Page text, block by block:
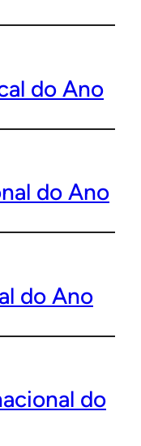
do Ano
do Ano
do Ano
do